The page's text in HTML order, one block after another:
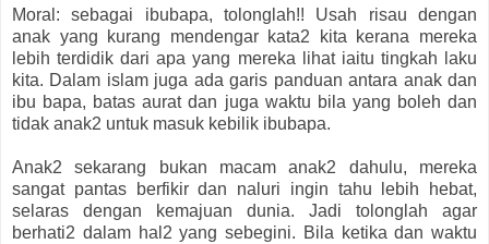
Moral: sebagai ibubapa, tolonglah!! Usah risau dengan
anak yang kurang mendengar kata2 kita kerana mereka
lebih terdidik dari apa yang mereka lihat iaitu tingkah laku
kita. Dalam islam juga ada garis panduan antara anak dan
ibu bapa, batas aurat dan juga waktu bila yang boleh dan
tidak anak2 untuk masuk kebilik ibubapa.
Anak2 sekarang bukan macam anak2 dahulu, mereka
sangat pantas berfikir dan naluri ingin tahu lebih hebat,
selaras dengan kemajuan dunia. Jadi tolonglah agar
berhati2 dalam hal2 yang sebegini. Bila ketika dan waktu